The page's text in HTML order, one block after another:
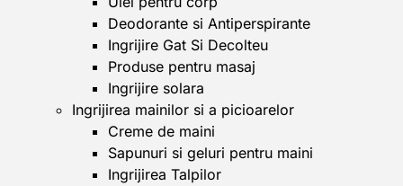
Deodorante si Antiperspirante
Ingrijire Gat Si Decolteu
Produse pentru masaj
Ingrijire solara
Ingrijirea mainilor si a picioarelor
Creme de maini
Sapunuri si geluri pentru maini
Ingrijirea Talpilor